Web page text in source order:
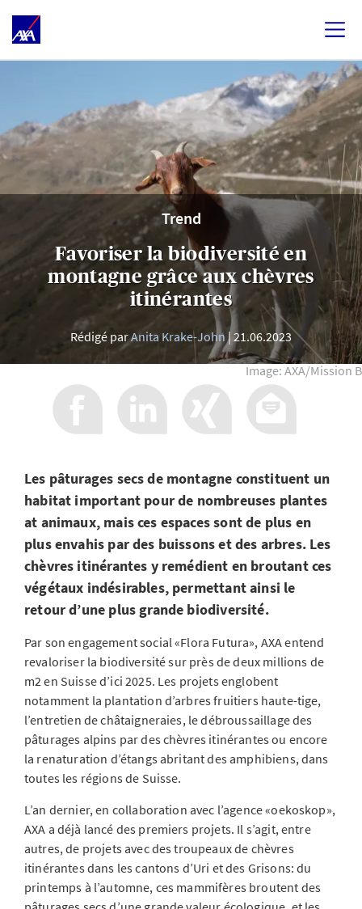
Trend
Favoriser la biodiversité en
montagne grâce aux chèvres
itinérantes
Rédigé parAnita Krake-John 21.06.2023
Image: AXA/Mission B
Les pâturages secs de montagne constituent un
habitat important pour de nombreuses plantes
at animaux, mais ces espaces sont de plus en
plus envahis par des buissons et des arbres. Les
chèvres itinérantes y remédient en broutant ces
végétaux indésirables, permettant ainsi le
retour d’une plus grande biodiversité.
Par son engagement social «Flora Futura», AXA entend
revaloriser la biodiversité sur près de deux millions de
m2 en Suisse d’ici 2025. Les projets englobent
notamment la plantation d’arbres fruitiers haute-tige,
l’entretien de châtaigneraies, le débroussaillage des
pâturages alpins par des chèvres itinérantes ou encore
la renaturation d’étangs abritant des amphibiens, dans
toutes les régions de Suisse.
L’an dernier, en collaboration avec l’agence «oekoskop»,
AXA a déjà lancé des premiers projets. Il s’agit, entre
autres, de projets avec des troupeaux de chèvres
itinérantes dans les cantons d’Uri et des Grisons: du
printemps à l’automne, ces mammifères broutent des